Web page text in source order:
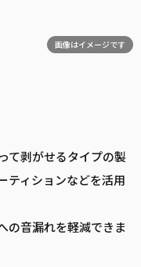
画像はイメージです
て剥がせるタイプの製
ティションなどを活用
の音漏れを軽減できま